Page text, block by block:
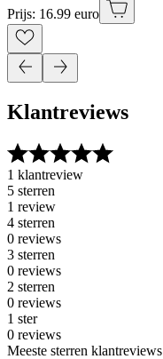
Prijs: 16.99 euro
Klantreviews
1 klantreview
5 sterren
1 review
4 sterren
0 reviews
3 sterren
0 reviews
2 sterren
0 reviews
1 ster
0 reviews
Meeste sterren klantreviews